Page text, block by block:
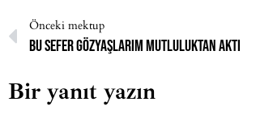
Önceki mektup
Bu sefer gözyaşlarım mutluluktan aktı
Bir yanıt yazın